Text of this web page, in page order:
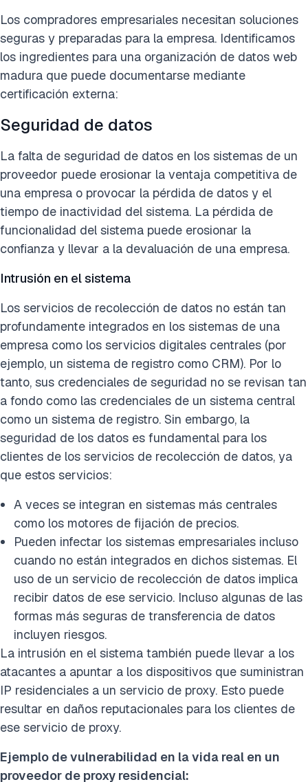
Los compradores empresariales necesitan soluciones
seguras y preparadas para la empresa. Identificamos
los ingredientes para una organización de datos web
madura que puede documentarse mediante
certificación externa:
Seguridad de datos
La falta de seguridad de datos en los sistemas de un
proveedor puede erosionar la ventaja competitiva de
una empresa o provocar la pérdida de datos y el
tiempo de inactividad del sistema. La pérdida de
funcionalidad del sistema puede erosionar la
confianza y llevar a la devaluación de una empresa.
Intrusión en el sistema
Los servicios de recolección de datos no están tan
profundamente integrados en los sistemas de una
empresa como los servicios digitales centrales (por
ejemplo, un sistema de registro como CRM). Por lo
tanto, sus credenciales de seguridad no se revisan tan
a fondo como las credenciales de un sistema central
como un sistema de registro. Sin embargo, la
seguridad de los datos es fundamental para los
clientes de los servicios de recolección de datos, ya
que estos servicios:
A veces se integran en sistemas más centrales
como los motores de fijación de precios.
Pueden infectar los sistemas empresariales incluso
cuando no están integrados en dichos sistemas. El
uso de un servicio de recolección de datos implica
recibir datos de ese servicio. Incluso algunas de las
formas más seguras de transferencia de datos
incluyen riesgos.
La intrusión en el sistema también puede llevar a los
atacantes a apuntar a los dispositivos que suministran
IP residenciales a un servicio de proxy. Esto puede
resultar en daños reputacionales para los clientes de
ese servicio de proxy.
Ejemplo de vulnerabilidad en la vida real en un
proveedor de proxy residencial: